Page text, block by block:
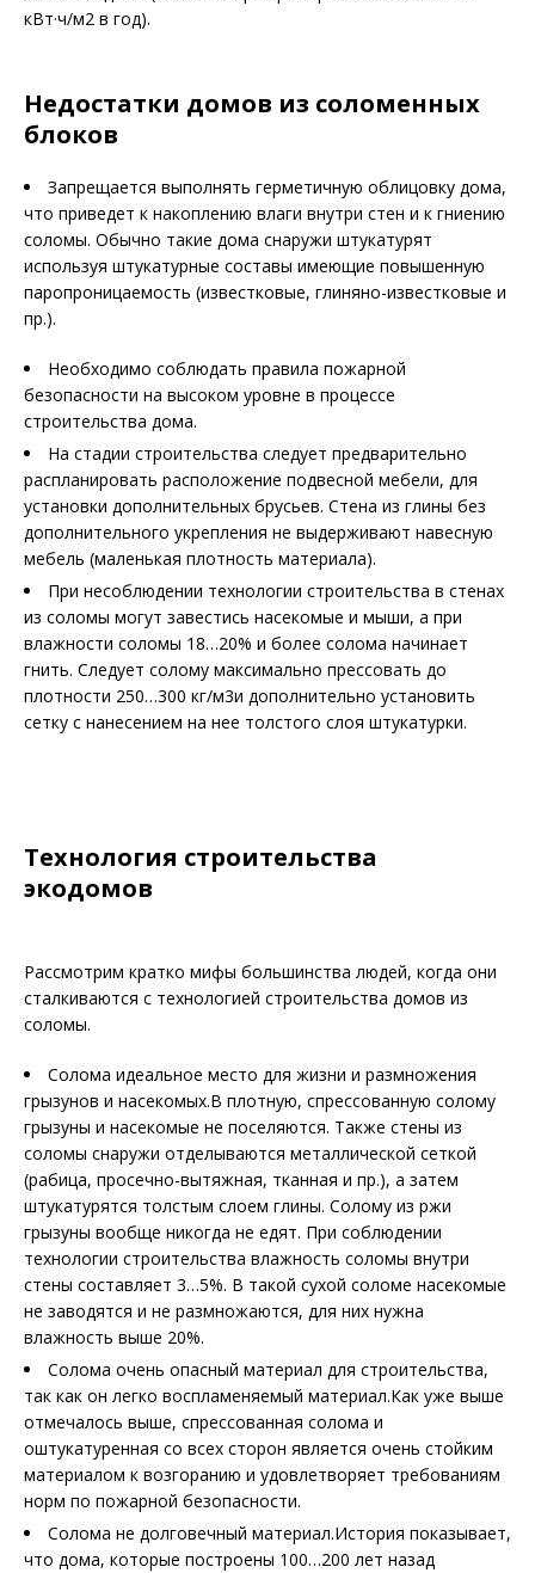
кВт·ч/м2 в год).
Недостатки домов из соломенных
блоков
Запрещается выполнять герметичную облицовку дома,
что приведет к накоплению влаги внутри стен и к гниению
соломы. Обычно такие дома снаружи штукатурят
используя штукатурные составы имеющие повышенную
паропроницаемость (известковые, глиняно-известковые и
пр.).
Необходимо соблюдать правила пожарной
безопасности на высоком уровне в процессе
строительства дома.
На стадии строительства следует предварительно
распланировать расположение подвесной мебели, для
установки дополнительных брусьев. Стена из глины без
дополнительного укрепления не выдерживают навесную
мебель (маленькая плотность материала).
При несоблюдении технологии строительства в стенах
из соломы могут завестись насекомые и мыши, а при
влажности соломы 18…20% и более солома начинает
гнить. Следует солому максимально прессовать до
плотности 250…300 кг/м3и дополнительно установить
сетку с нанесением на нее толстого слоя штукатурки.
Технология строительства
экодомов
Рассмотрим кратко мифы большинства людей, когда они
сталкиваются с технологией строительства домов из
соломы.
Солома идеальное место для жизни и размножения
грызунов и насекомых.В плотную, спрессованную солому
грызуны и насекомые не поселяются. Также стены из
соломы снаружи отделываются металлической сеткой
(рабица, просечно-вытяжная, тканная и пр.), а затем
штукатурятся толстым слоем глины. Солому из ржи
грызуны вообще никогда не едят. При соблюдении
технологии строительства влажность соломы внутри
стены составляет 3…5%. В такой сухой соломе насекомые
не заводятся и не размножаются, для них нужна
влажность выше 20%.
Солома очень опасный материал для строительства,
так как он легко воспламеняемый материал.Как уже выше
отмечалось выше, спрессованная солома и
оштукатуренная со всех сторон является очень стойким
материалом к возгоранию и удовлетворяет требованиям
норм по пожарной безопасности.
Солома не долговечный материал.История показывает,
что дома, которые построены 100…200 лет назад